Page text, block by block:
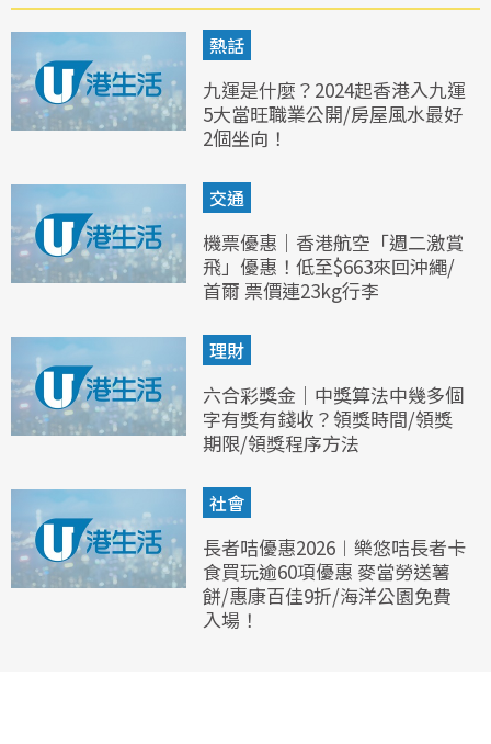
熱話
九運是什麼？2024起香港入九運
5大當旺職業公開/房屋風水最好
2個坐向！
交通
機票優惠｜香港航空「週二激賞
飛」優惠！低至$663來回沖繩/
首爾 票價連23kg行李
理財
六合彩獎金｜中獎算法中幾多個
字有獎有錢收？領獎時間/領獎
期限/領獎程序方法
社會
長者咭優惠2026︱樂悠咭長者卡
食買玩逾60項優惠 麥當勞送薯
餅/惠康百佳9折/海洋公園免費
入場！